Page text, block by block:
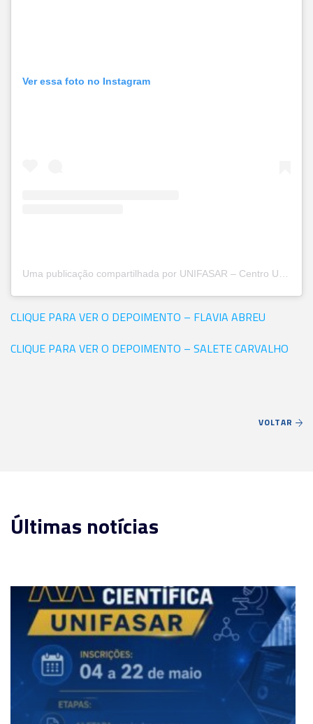
Ver essa foto no Instagram
Uma publicação compartilhada por UNIFASAR – Centro Universitário Santa Rita (@unifasar)
CLIQUE PARA VER O DEPOIMENTO – FLAVIA ABREU
CLIQUE PARA VER O DEPOIMENTO – SALETE CARVALHO
VOLTAR
Últimas notícias